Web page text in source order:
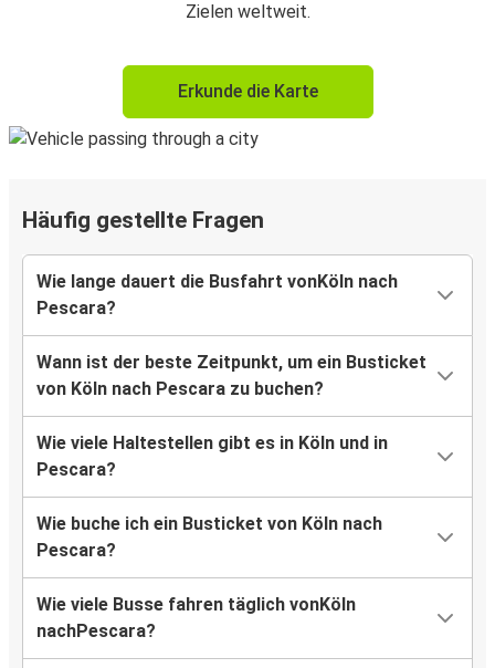
Zielen weltweit.
Erkunde die Karte
Häufig gestellte Fragen
Wie lange dauert die Busfahrt vonKöln nach
Pescara?
Wann ist der beste Zeitpunkt, um ein Busticket
von Köln nach Pescara zu buchen?
Wie viele Haltestellen gibt es in Köln und in
Pescara?
Wie buche ich ein Busticket von Köln nach
Pescara?
Wie viele Busse fahren täglich vonKöln
nachPescara?